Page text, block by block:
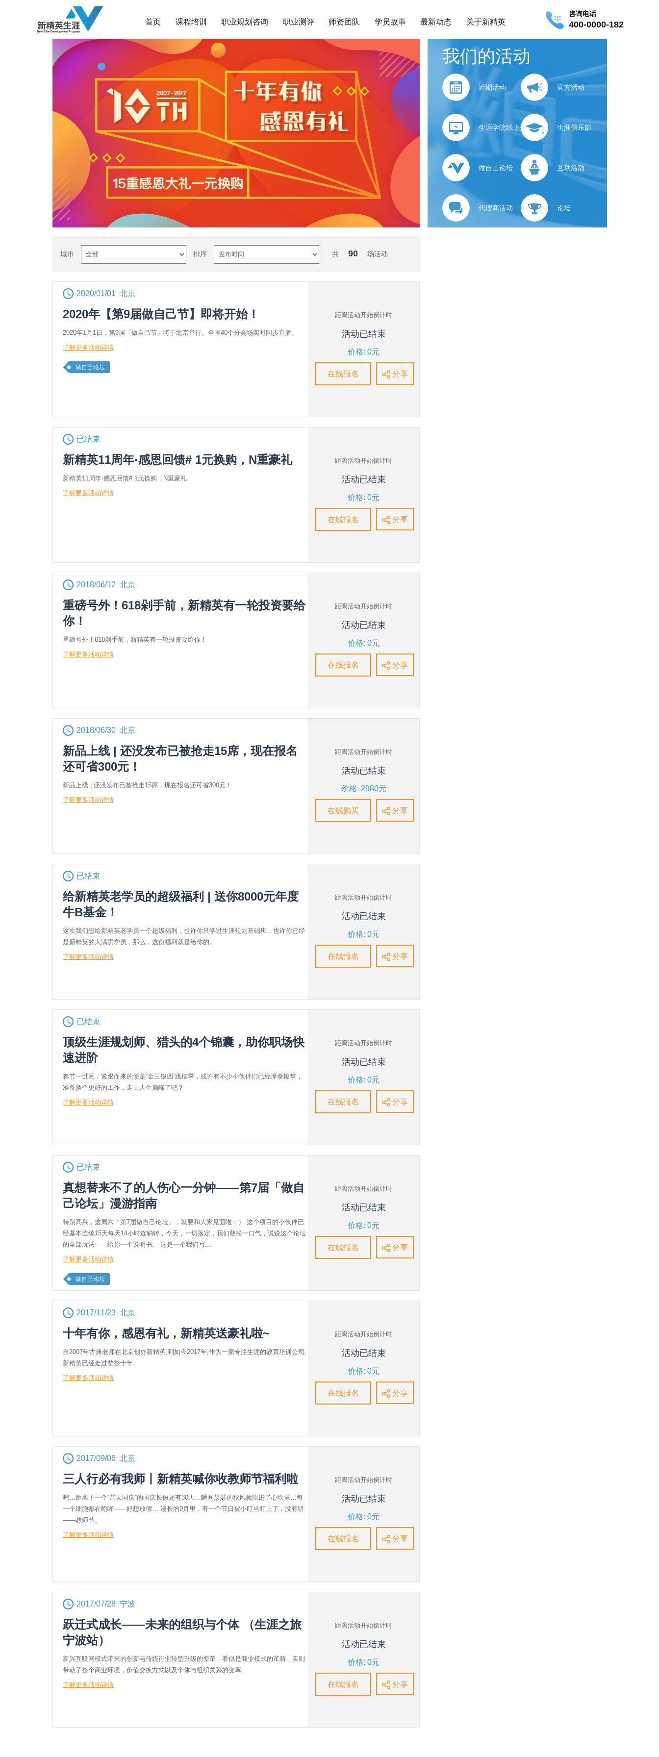
首页 课程培训 职业规划咨询 职业测评 师资团队 学员故事 最新动态 关于新精英
咨询电话
400-0000-182
我们的活动
近期活动 官方活动
生涯学院线上分享 生涯俱乐部
做自己论坛 互动活动
代理商活动 论坛
城市 排序 共 90 场活动
2020/01/01 北京
2020年【第9届做自己节】即将开始！
2020年1月1日，第9届「做自己节」将于北京举行。全国40个分会场实时同步直播。
了解更多活动详情
做自己论坛
距离活动开始倒计时
活动已结束
价格: 0元
在线报名 分享
已结束
新精英11周年·感恩回馈# 1元换购，N重豪礼
新精英11周年·感恩回馈# 1元换购，N重豪礼
了解更多活动详情
距离活动开始倒计时
活动已结束
价格: 0元
在线报名 分享
2018/06/12 北京
重磅号外！618剁手前，新精英有一轮投资要给
你！
重磅号外！618剁手前，新精英有一轮投资要给你！
了解更多活动详情
距离活动开始倒计时
活动已结束
价格: 0元
在线报名 分享
2018/06/30 北京
新品上线 | 还没发布已被抢走15席，现在报名
还可省300元！
新品上线 | 还没发布已被抢走15席，现在报名还可省300元！
了解更多活动详情
距离活动开始倒计时
活动已结束
价格: 2980元
在线购买 分享
已结束
给新精英老学员的超级福利 | 送你8000元年度
牛B基金！
这次我们想给新精英老学员一个超级福利，也许你只学过生涯规划基础班，也许你已经
是新精英的大满贯学员，那么，这份福利就是给你的。
了解更多活动详情
距离活动开始倒计时
活动已结束
价格: 0元
在线报名 分享
已结束
顶级生涯规划师、猎头的4个锦囊，助你职场快
速进阶
春节一过完，紧跟而来的便是“金三银四”跳槽季，或许有不少小伙伴们已经摩拳擦掌，
准备换个更好的工作，走上人生巅峰了吧？
了解更多活动详情
距离活动开始倒计时
活动已结束
价格: 0元
在线报名 分享
已结束
真想替来不了的人伤心一分钟——第7届「做自
己论坛」漫游指南
特别高兴，这周六「第7届做自己论坛」，就要和大家见面啦：） 这个项目的小伙伴已
经基本连续15天每天14小时连轴转，今天，一切落定，我们敢松一口气，说说这个论坛
的全部玩法——给你一个说明书。 这是一个我们写...
了解更多活动详情
做自己论坛
距离活动开始倒计时
活动已结束
价格: 0元
在线报名 分享
2017/11/23 北京
十年有你，感恩有礼，新精英送豪礼啦~
自2007年古典老师在北京创办新精英,到如今2017年,作为一家专注生涯的教育培训公司,
新精英已经走过整整十年
了解更多活动详情
距离活动开始倒计时
活动已结束
价格: 0元
在线报名 分享
2017/09/06 北京
三人行必有我师丨新精英喊你收教师节福利啦
嗯…距离下一个“普天同庆”的国庆长假还有30天…瞬间瑟瑟的秋风就吹进了心坎里…每
一个细胞都在咆哮——好想放假… 漫长的9月里，有一个节日被小叮当盯上了，没有错
——教师节。
了解更多活动详情
距离活动开始倒计时
活动已结束
价格: 0元
在线报名 分享
2017/07/28 宁波
跃迁式成长——未来的组织与个体 （生涯之旅
宁波站）
新兴互联网模式带来的创新与传统行业转型升级的变革，看似是商业模式的革新，实则
带动了整个商业环境，价值交换方式以及个体与组织关系的变革。
了解更多活动详情
距离活动开始倒计时
活动已结束
价格: 0元
在线报名 分享